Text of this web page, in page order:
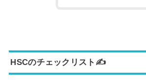
HSCのチェックリスト✍